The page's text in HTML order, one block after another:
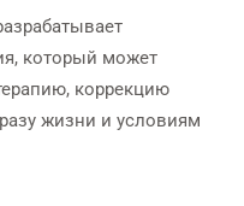
который может
коррекцию
жизни и условиям